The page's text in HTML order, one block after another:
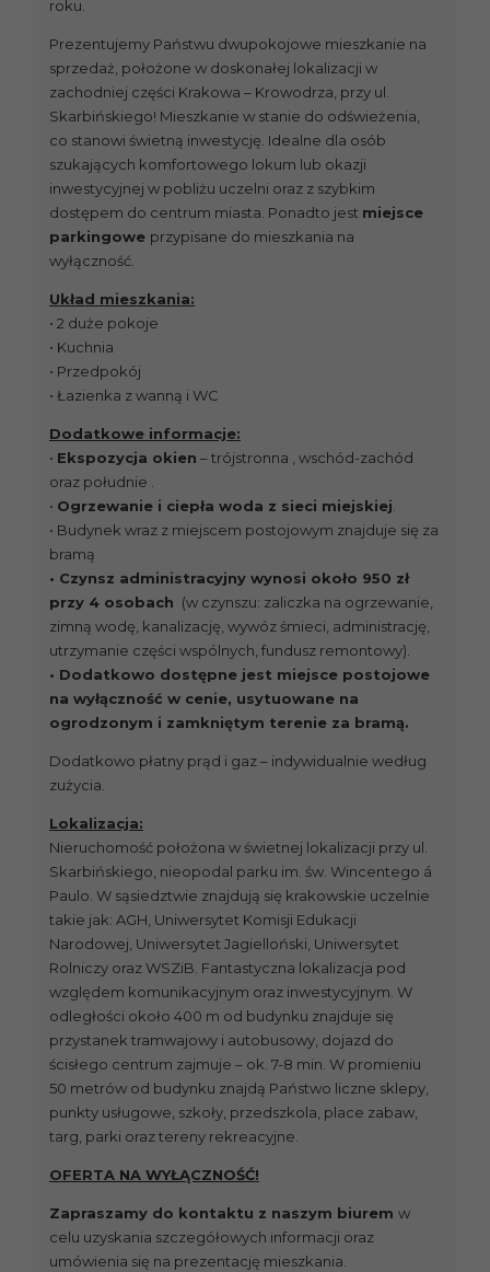
roku.
Prezentujemy Państwu dwupokojowe mieszkanie na
sprzedaż, położone w doskonałej lokalizacji w
zachodniej części Krakowa – Krowodrza, przy ul.
Skarbińskiego! Mieszkanie w stanie do odświeżenia,
co stanowi świetną inwestycję. Idealne dla osób
szukających komfortowego lokum lub okazji
inwestycyjnej w pobliżu uczelni oraz z szybkim
dostępem do centrum miasta. Ponadto jest miejsce
parkingowe przypisane do mieszkania na
wyłączność.
Układ mieszkania:
• 2 duże pokoje
• Kuchnia
• Przedpokój
• Łazienka z wanną i WC
Dodatkowe informacje:
• Ekspozycja okien – trójstronna , wschód-zachód
oraz południe .
• Ogrzewanie i ciepła woda z sieci miejskiej
• Budynek wraz z miejscem postojowym znajduje się za
bramą
• Czynsz administracyjny wynosi około 950 zł
przy 4 osobach (w czynszu: zaliczka na ogrzewanie,
zimną wodę, kanalizację, wywóz śmieci, administrację,
utrzymanie części wspólnych, fundusz remontowy).
• Dodatkowo dostępne jest miejsce postojowe
na wyłączność w cenie, usytuowane na
ogrodzonym i zamkniętym terenie za bramą.
Dodatkowo płatny prąd i gaz – indywidualnie według
zużycia.
Lokalizacja:
Nieruchomość położona w świetnej lokalizacji przy ul.
Skarbińskiego, nieopodal parku im. św. Wincentego á
Paulo. W sąsiedztwie znajdują się krakowskie uczelnie
takie jak: AGH, Uniwersytet Komisji Edukacji
Narodowej, Uniwersytet Jagielloński, Uniwersytet
Rolniczy oraz WSZiB. Fantastyczna lokalizacja pod
względem komunikacyjnym oraz inwestycyjnym. W
odległości około 400 m od budynku znajduje się
przystanek tramwajowy i autobusowy, dojazd do
ścisłego centrum zajmuje – ok. 7-8 min. W promieniu
50 metrów od budynku znajdą Państwo liczne sklepy,
punkty usługowe, szkoły, przedszkola, place zabaw,
targ, parki oraz tereny rekreacyjne.
OFERTA NA WYŁĄCZNOŚĆ!
Zapraszamy do kontaktu z naszym biurem w
celu uzyskania szczegółowych informacji oraz
umówienia się na prezentację mieszkania.